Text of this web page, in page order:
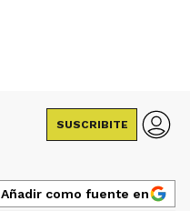
SUSCRIBITE
Añadir como fuente en